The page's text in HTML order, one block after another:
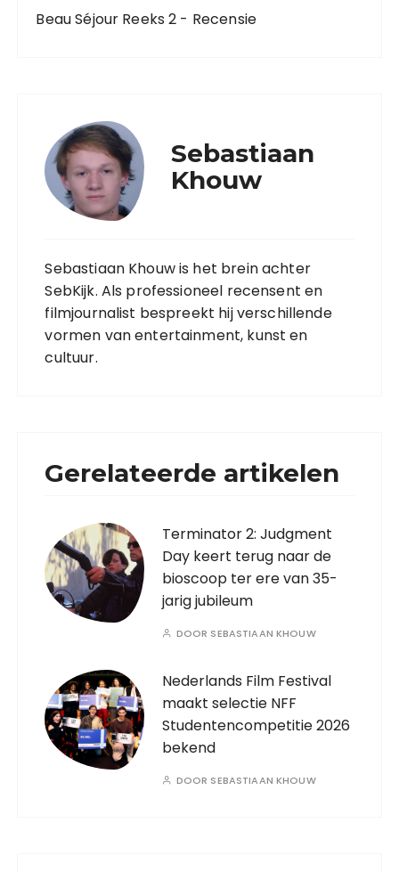
Beau Séjour Reeks 2 - Recensie
Sebastiaan
Khouw
Sebastiaan Khouw is het brein achter
SebKijk. Als professioneel recensent en
filmjournalist bespreekt hij verschillende
vormen van entertainment, kunst en
cultuur.
Gerelateerde artikelen
Terminator 2: Judgment
Day keert terug naar de
bioscoop ter ere van 35-
jarig jubileum
DOOR SEBASTIAAN KHOUW
Nederlands Film Festival
maakt selectie NFF
Studentencompetitie 2026
bekend
DOOR SEBASTIAAN KHOUW